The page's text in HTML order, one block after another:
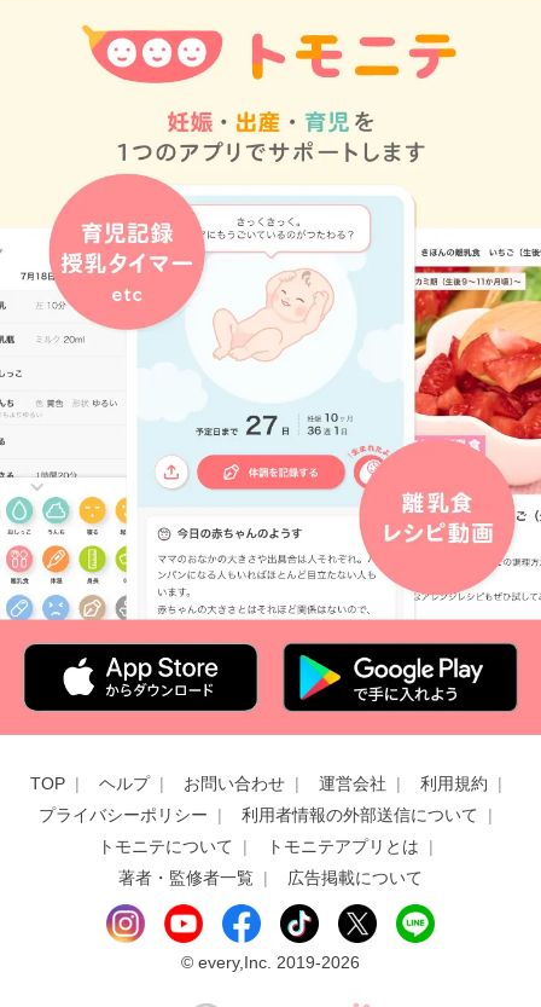
TOP ヘルプ お問い合わせ 運営会社
利用規約
プライバシーポリシー
利用者情報の外部送信について
トモニテについて
トモニテアプリとは
著者・監修者一覧
広告掲載について
© every,Inc. 2019-2026